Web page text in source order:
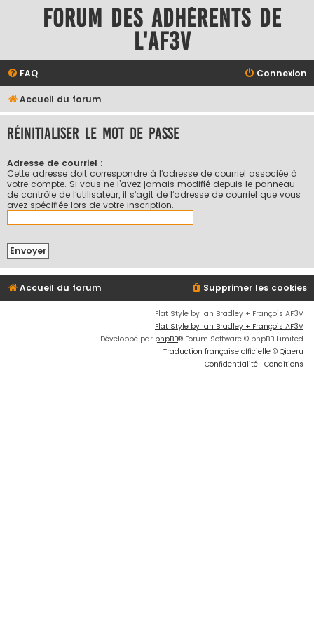
Forum des adhérents de
l'AF3V
FAQ Connexion
Accueil du forum
Réinitialiser le mot de passe
Adresse de courriel :
Cette adresse doit correspondre à l’adresse de courriel associée à
votre compte. Si vous ne l’avez jamais modifié depuis le panneau
de contrôle de l’utilisateur, il s’agit de l’adresse de courriel que vous
avez spécifiée lors de votre inscription.
Accueil du forum Supprimer les cookies
Flat Style by Ian Bradley + François AF3V
Flat Style by Ian Bradley + François AF3V
Développé par phpBB® Forum Software © phpBB Limited
Traduction française officielle © Qiaeru
Confidentialité | Conditions